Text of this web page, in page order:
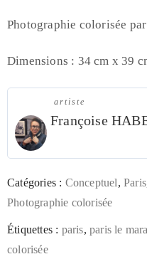
Photographie colorisée
Dimensions : 34 cm x 39
artiste
Françoise
Catégories : Conceptuel,Paris
Photographie colorisée
Étiquettes : paris,paris le
colorisée